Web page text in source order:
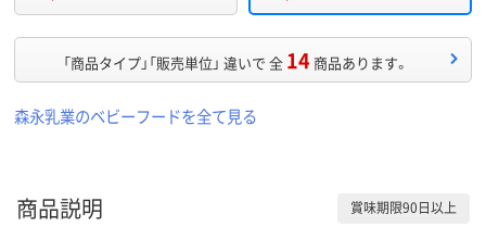
「商品タイプ」「販売単位」 違いで 全 14 商品あります。
森永乳業のベビーフードを全て見る
商品説明 賞味期限90日以上